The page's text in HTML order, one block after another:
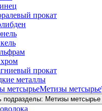
прокат
прокат
металлы
Метизы метсырье
подразделы: Метизы метсырье